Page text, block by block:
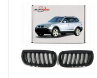
БАМПЕРА ЧЕРНЫЕ
ГЛЯНЦЕВЫЕ L + R